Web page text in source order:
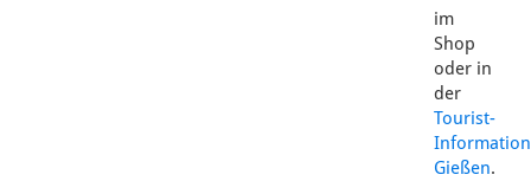
im
Shop
oder in
der
Tourist-
Information
Gießen.